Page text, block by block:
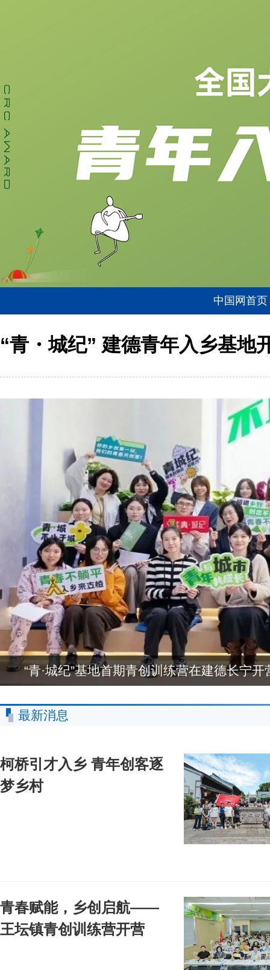
中国网首页
“青・城纪” 建德青年入乡基地
“青·城纪”基地首期青创训练营在建德长宁开
最新消息
柯桥引才入乡 青年创客逐
梦乡村
青春赋能，乡创启航——
王坛镇青创训练营开营